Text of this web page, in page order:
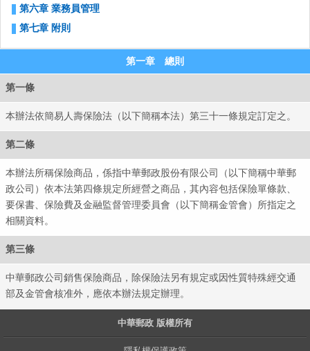
第六章 業務員管理
第七章 附則
第一章 總則
第一條
本辦法依簡易人壽保險法（以下簡稱本法）第三十一條規定訂定之。
第二條
本辦法所稱保險商品，係指中華郵政股份有限公司（以下簡稱中華郵
政公司）依本法第四條規定所經營之商品，其內容包括保險單條款、
要保書、保險費及金融監督管理委員會（以下簡稱金管會）所指定之
相關資料。
第三條
中華郵政公司銷售保險商品，除保險法另有規定或因性質特殊經交通
部及金管會核准外，應依本辦法規定辦理。
中華郵政 版權所有